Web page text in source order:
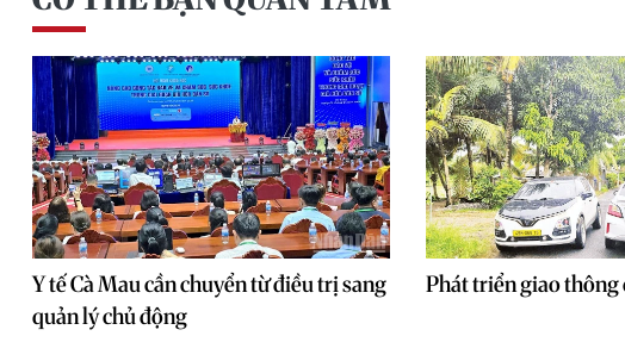
Y tế Cà Mau cần chuyển từ điều trị sang
quản lý chủ động
Phát triển giao thông